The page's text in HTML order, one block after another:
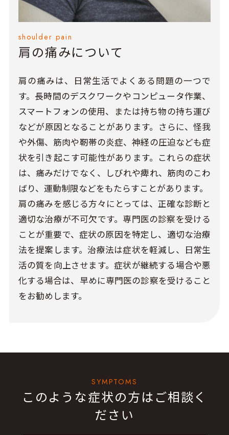
shoulder pain
肩の痛みについて
肩の痛みは、日常生活でよくある問題の一つで
す。長時間のデスクワークやコンピュータ作業、
スマートフォンの使用、または持ち物の持ち運び
などが原因となることがあります。さらに、怪我
や外傷、筋肉や靭帯の炎症、神経の圧迫なども症
状を引き起こす可能性があります。これらの症状
は、痛みだけでなく、しびれや痺れ、筋肉のこわ
ばり、運動制限などをもたらすことがあります。
肩の痛みを感じる方々にとっては、正確な診断と
適切な治療が不可欠です。専門医の診察を受ける
ことが重要で、症状の原因を特定し、適切な治療
法を提案します。治療法は症状を軽減し、日常生
活の質を向上させます。症状が継続する場合や悪
化する場合は、早めに専門医の診察を受けること
をお勧めします。
SYMPTOMS
このような症状の方はご相談く
ださい